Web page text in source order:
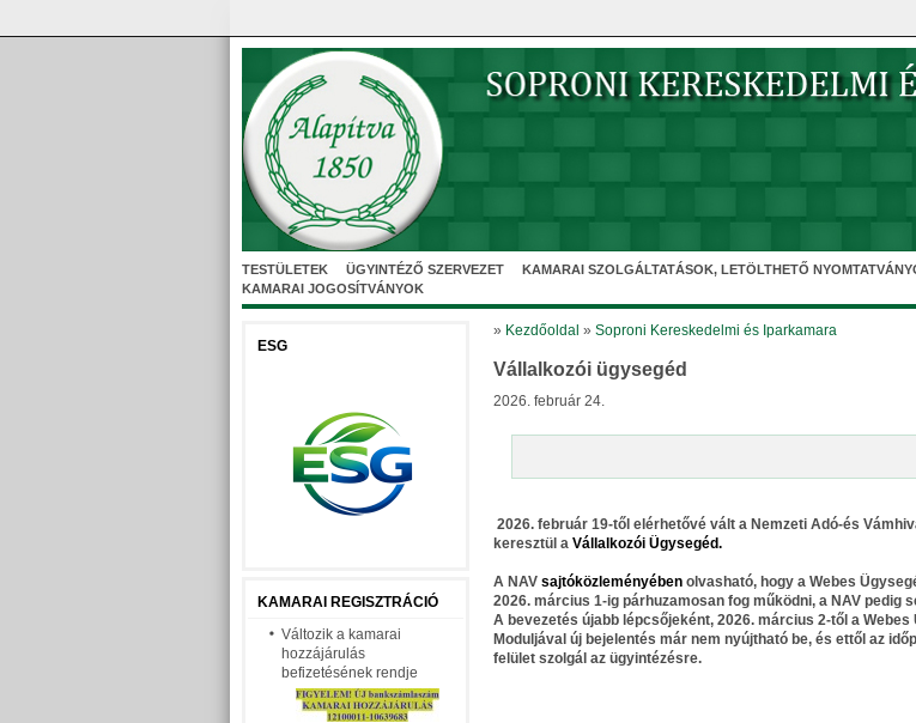
TESTÜLETEK ÜGYINTÉZŐ SZERVEZET KAMARAI SZOLGÁLTATÁSOK, LETÖLTHETŐ
KAMARAI JOGOSÍTVÁNYOK
ESG
KAMARAI REGISZTRÁCIÓ
Változik a kamarai
hozzájárulás
befizetésének rendje
» Kezdőoldal » Soproni Kereskedelmi és Iparkamara
Vállalkozói ügysegéd
2026. február 24.
2026. február 19-től elérhetővé vált a Nemzeti Adó-és
keresztül a Vállalkozói Ügysegéd.
A NAV sajtóközleményében olvasható, hogy a Webes
2026. március 1-ig párhuzamosan fog működni, a NAV pedig
A bevezetés újabb lépcsőjeként, 2026. március 2-től a Webes
Moduljával új bejelentés már nem nyújtható be, és ettől az
felület szolgál az ügyintézésre.